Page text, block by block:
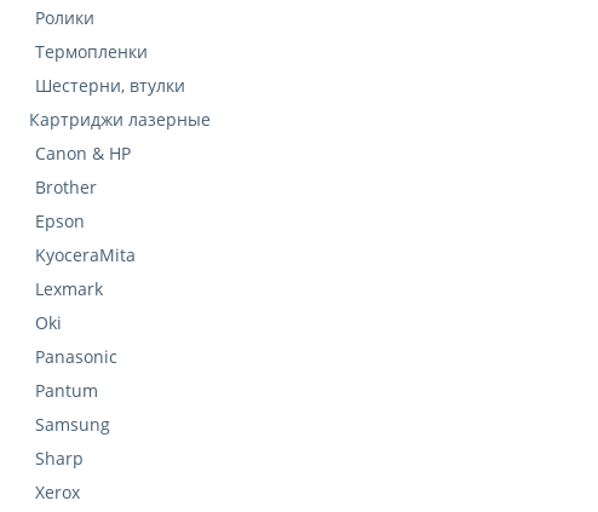
Ролики
Термопленки
Шестерни, втулки
Картриджи лазерные
Canon & HP
Brother
Epson
KyoceraMita
Lexmark
Oki
Panasonic
Pantum
Samsung
Sharp
Xerox